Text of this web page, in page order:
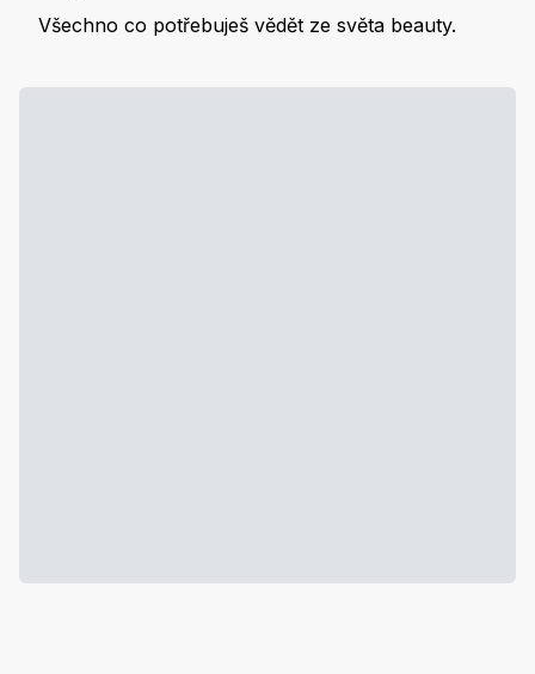
Všechno co potřebuješ vědět ze světa beauty.